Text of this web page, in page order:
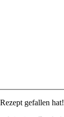
gefallen hat!